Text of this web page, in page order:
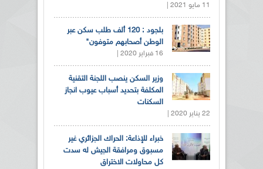
11 مايو 2021 |
بلجود : 120 ألف طلب سكن عبر
الوطن أصحابهم متوفون"
16 فبراير 2020 |
وزير السكن ينصب اللجنة التقنية
المكلفة بتحديد أسباب عيوب انجاز
السكنات
22 يناير 2020 |
خبراء للإذاعة: الحراك الجزائري غير
مسبوق ومرافقة الجيش له سدت
كل محاولات الاختراق